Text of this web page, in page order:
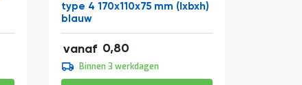
type 4 170x110x75 mm (lxbxh)
blauw
vanaf 0,80
0,97
0,90
1,09Binnen 3 werkdagen